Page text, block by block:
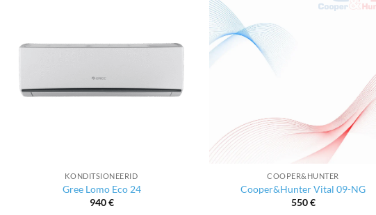
KONDITSIONEERID
Gree Lomo Eco 24
940€
COOPER&HUNTER
Cooper&Hunter Vital 09-NG
550€